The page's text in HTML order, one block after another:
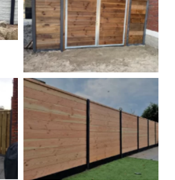
Dubbele poort
Douglas